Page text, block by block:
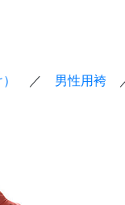
／ 男性用袴